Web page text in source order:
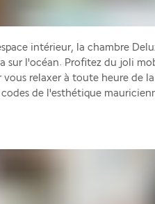
intérieur, la chambre
sur l'océan. Profitez du joli
vous relaxer à toute heure de
de l'esthétique